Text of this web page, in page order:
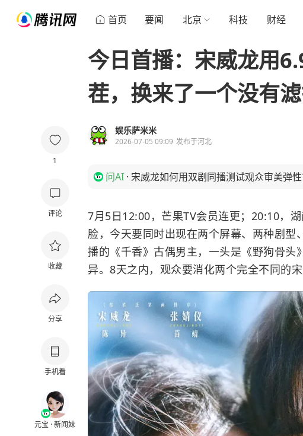
首页 要闻 北京 科技 财经
1
评论
收藏
分享
手机看
元宝 · 新闻妹
今日首播：宋威龙用
茬，换来了一个没有
娱乐萨米米
2026-07-05 09:09 发布于河北
问AI · 宋威龙如何用双剧同播测试观众审美弹性
7月5日12:00，芒果TV会员连更；20:10，湖
脸，今天要同时出现在两个屏幕、两种剧
播的《千香》古偶男主，一头是《野狗骨
异。8天之内，观众要消化两个完全不同的宋